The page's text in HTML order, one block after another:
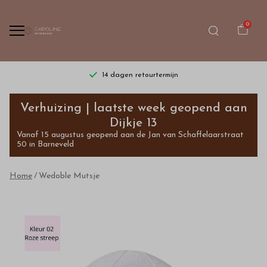
0
14 dagen retourtermijn
Wedoble
Mutsje
Bestel
van
hoge
Verhuizing | laatste week geopend aan
Dijkje 13
Vanaf 15 augustus geopend aan de Jan van Schaffelaarstraat
50 in Barneveld
Home Wedoble Mutsje